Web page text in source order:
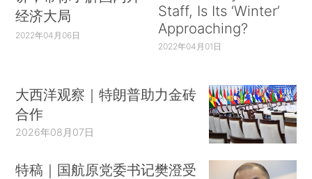
经济大局
2022年04月06日
Staff, Is Its ‘Winter’
Approaching?
2022年04月01日
大西洋观察｜特朗普助力金砖
合作
2026年08月07日
特稿｜国航原党委书记樊澄受